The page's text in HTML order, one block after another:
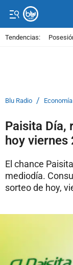
Tendencias:
Blu Radio / Economía
Paisita Día,
hoy
El chance
mediodía.
sorteo de hoy,